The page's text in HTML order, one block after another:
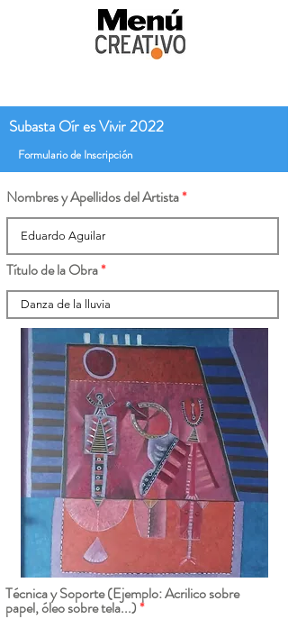
Subasta Oír es Vivir 2022
Formulario de Inscripción
Nombres y Apellidos del Artista
Título de la Obra
Técnica y Soporte (Ejemplo: Acrilico sobre
papel, óleo sobre tela...)